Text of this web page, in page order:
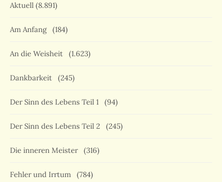
Aktuell (8.891)
Am Anfang (184)
An die Weisheit (1.623)
Dankbarkeit (245)
Der Sinn des Lebens Teil 1 (94)
Der Sinn des Lebens Teil 2 (245)
Die inneren Meister (316)
Fehler und Irrtum (784)